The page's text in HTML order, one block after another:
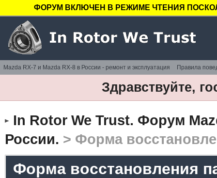
ФОРУМ ВКЛЮЧЕН В РЕЖИМЕ ЧТЕНИЯ
Mazda RX-7 и Mazda RX-8 в России - ремонт и эксплуатация Правила
Здравствуйте,
In Rotor We Trust. Форум
России. > Форма
Форма восстановления